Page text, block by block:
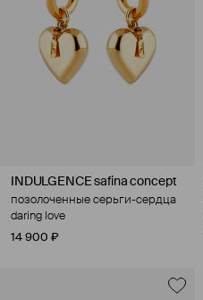
INDULGENCE safina concept
позолоченные серьги-сердца
daring love
14 900 ₽